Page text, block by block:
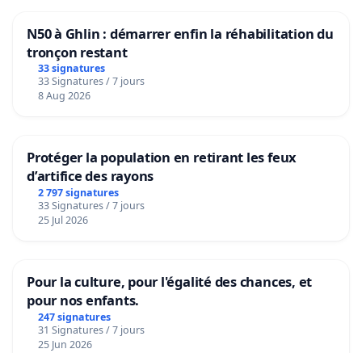
N50 à Ghlin : démarrer enfin la réhabilitation du
tronçon restant
33 signatures
33 Signatures / 7 jours
8 Aug 2026
Protéger la population en retirant les feux
d’artifice des rayons
2 797 signatures
33 Signatures / 7 jours
25 Jul 2026
Pour la culture, pour l'égalité des chances, et
pour nos enfants.
247 signatures
31 Signatures / 7 jours
25 Jun 2026